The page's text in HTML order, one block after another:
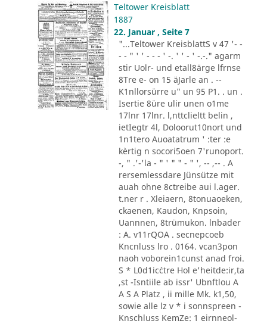
Teltower Kreisblatt
1887
22. Januar , Seite 7
"...Teltower KreisblattS v 47 '- -
- - " ' ' - - - ' -. ' ' - ' -.-." agarm
stir Uolr- und etall8ärge lfrnse
8Tre e- on 15 äJarle an . --
K1nllorsürre u" un 95 P1. . un .
Isertie 8üre ulir unen o1me
17lnr 17lnr. l,nttclieltt belin ,
ietIegtr 4l, Doloorut10nort und
1n1tero Auoatatrum ' :ter :e
kèrtig n socori5oen 7'runoport.
-, " .'-'la - " ' " " - " ', -- ,-- . A
rersemlessdare Jünsütze mit
auah ohne 8ctreibe aui l.ager.
t.ner r . Xleiaern, 8tonuaoeken,
ckaenen, Kaudon, Knpsoin,
Uannnen, 8trümukon. lnbader
: A. v11rQOA . secnepcoeb
Kncnluss lro . 0164. vcan3pon
naoh voborein1cunst anad froi.
S * L0d1ic´ctre Hol e'heitde:ir,ta
,st -Isntiile ab issr' Ubnftlou A
A S A Platz , ii mille Mk. k1,50,
sowie alle lz v * i sonnspreen -
Knschluss KemZe: 1 eirnneol-